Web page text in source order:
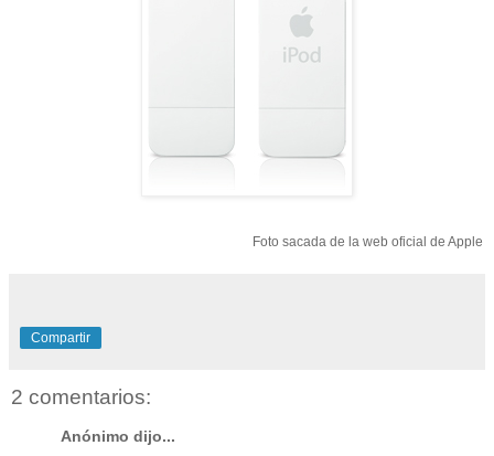
Foto sacada de la web oficial de Apple
Compartir
2 comentarios:
Anónimo dijo...